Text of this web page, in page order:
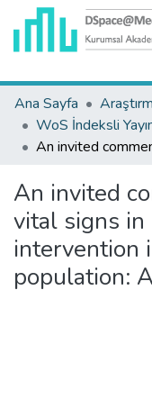
Ana Sayfa
An invited
vital signs
intervention
population: